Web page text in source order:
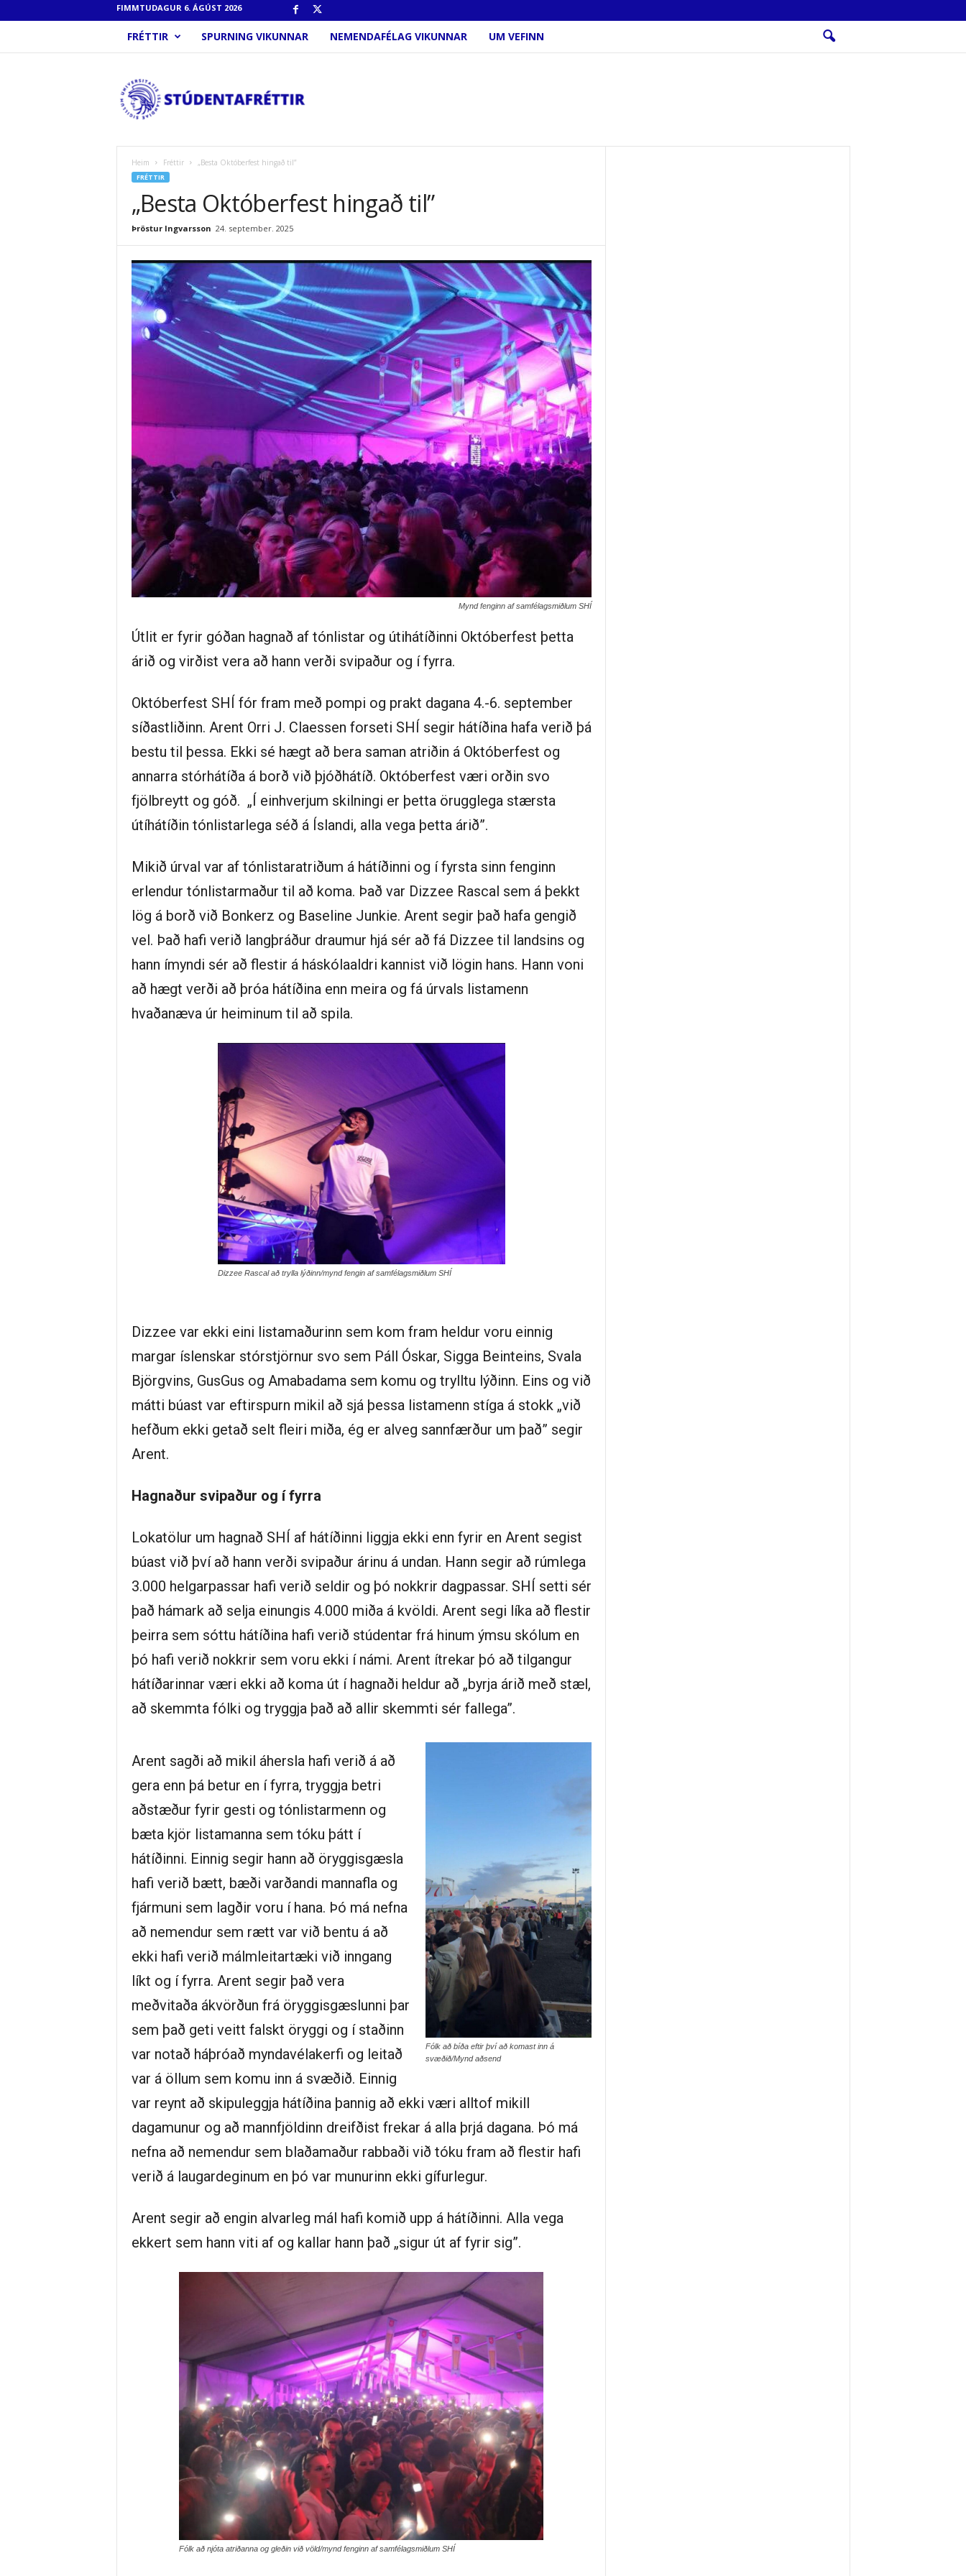
FIMMTUDAGUR 6. ÁGÚST 2026
FRÉTTIR SPURNING VIKUNNAR NEMENDAFÉLAG VIKUNNAR UM VEFINN
ú
d
t
Heim Fréttir „Besta Októberfest hingað til”
FRÉTTIR
„Besta Októberfest hingað til”
Þröstur Ingvarsson 24. september. 2025
Mynd fenginn af samfélagsmiðlum SHÍ
Útlit er fyrir góðan hagnað af tónlistar og útihátíðinni Októberfest þetta
árið og virðist vera að hann verði svipaður og í fyrra.
Októberfest SHÍ fór fram með pompi og prakt dagana 4.-6. september
síðastliðinn. Arent Orri J. Claessen forseti SHÍ segir hátíðina hafa verið þá
bestu til þessa. Ekki sé hægt að bera saman atriðin á Októberfest og
annarra stórhátíða á borð við þjóðhátíð. Októberfest væri orðin svo
fjölbreytt og góð. „Í einhverjum skilningi er þetta örugglega stærsta
útíhátíðin tónlistarlega séð á Íslandi, alla vega þetta árið”.
Mikið úrval var af tónlistaratriðum á hátíðinni og í fyrsta sinn fenginn
erlendur tónlistarmaður til að koma. Það var Dizzee Rascal sem á þekkt
lög á borð við Bonkerz og Baseline Junkie. Arent segir það hafa gengið
vel. Það hafi verið langþráður draumur hjá sér að fá Dizzee til landsins og
hann ímyndi sér að flestir á háskólaaldri kannist við lögin hans. Hann voni
að hægt verði að þróa hátíðina enn meira og fá úrvals listamenn
hvaðanæva úr heiminum til að spila.
Dizzee Rascal að trylla lýðinn/mynd fengin af samfélagsmiðlum SHÍ
Dizzee var ekki eini listamaðurinn sem kom fram heldur voru einnig
margar íslenskar stórstjörnur svo sem Páll Óskar, Sigga Beinteins, Svala
Björgvins, GusGus og Amabadama sem komu og trylltu lýðinn. Eins og við
mátti búast var eftirspurn mikil að sjá þessa listamenn stíga á stokk „við
hefðum ekki getað selt fleiri miða, ég er alveg sannfærður um það” segir
Arent.
Hagnaður svipaður og í fyrra
Lokatölur um hagnað SHÍ af hátíðinni liggja ekki enn fyrir en Arent segist
búast við því að hann verði svipaður árinu á undan. Hann segir að rúmlega
3.000 helgarpassar hafi verið seldir og þó nokkrir dagpassar. SHÍ setti sér
það hámark að selja einungis 4.000 miða á kvöldi. Arent segi líka að flestir
þeirra sem sóttu hátíðina hafi verið stúdentar frá hinum ýmsu skólum en
þó hafi verið nokkrir sem voru ekki í námi. Arent ítrekar þó að tilgangur
hátíðarinnar væri ekki að koma út í hagnaði heldur að „byrja árið með stæl,
að skemmta fólki og tryggja það að allir skemmti sér fallega”.
Fólk að bíða eftir því að komast inn á
svæðið/Mynd aðsend
Arent sagði að mikil áhersla hafi verið á að
gera enn þá betur en í fyrra, tryggja betri
aðstæður fyrir gesti og tónlistarmenn og
bæta kjör listamanna sem tóku þátt í
hátíðinni. Einnig segir hann að öryggisgæsla
hafi verið bætt, bæði varðandi mannafla og
fjármuni sem lagðir voru í hana. Þó má nefna
að nemendur sem rætt var við bentu á að
ekki hafi verið málmleitartæki við inngang
líkt og í fyrra. Arent segir það vera
meðvitaða ákvörðun frá öryggisgæslunni þar
sem það geti veitt falskt öryggi og í staðinn
var notað háþróað myndavélakerfi og leitað
var á öllum sem komu inn á svæðið. Einnig
var reynt að skipuleggja hátíðina þannig að ekki væri alltof mikill
dagamunur og að mannfjöldinn dreifðist frekar á alla þrjá dagana. Þó má
nefna að nemendur sem blaðamaður rabbaði við tóku fram að flestir hafi
verið á laugardeginum en þó var munurinn ekki gífurlegur.
Arent segir að engin alvarleg mál hafi komið upp á hátíðinni. Alla vega
ekkert sem hann viti af og kallar hann það „sigur út af fyrir sig”.
Fólk að njóta atriðanna og gleðin við völd/mynd fenginn af samfélagsmiðlum SHÍ